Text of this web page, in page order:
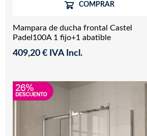
Mampara de ducha frontal Castel
Padel100A 1 fijo+1 abatible
409,20 € IVA Incl.
COMPRAR